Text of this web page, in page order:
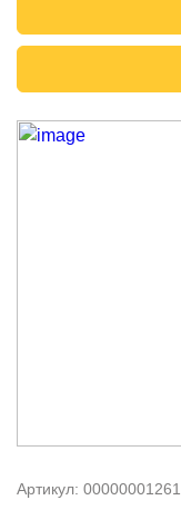
Артикул: 00000001261